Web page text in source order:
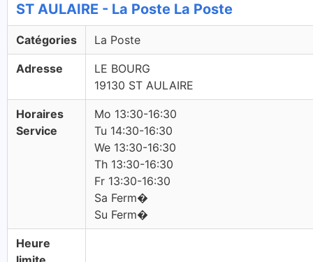
ST AULAIRE - La Poste La Poste
Catégories La Poste
Adresse
LE BOURG
19130 ST AULAIRE
Horaires
Service
Mo 13:30-16:30
Tu 14:30-16:30
We 13:30-16:30
Th 13:30-16:30
Fr 13:30-16:30
Sa Ferm�
Su Ferm�
Heure